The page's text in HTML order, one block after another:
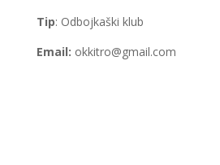
Tip: Odbojkaški klub
Email: okkitro@gmail.com